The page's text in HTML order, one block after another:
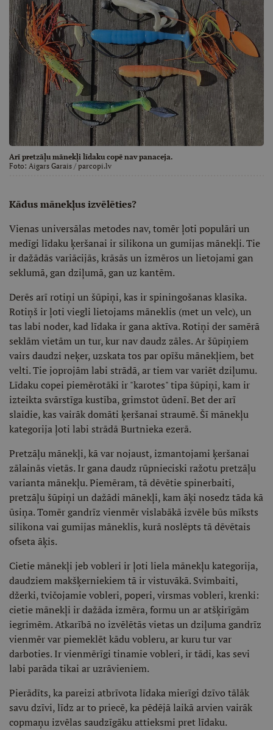
Arī pretzāļu mānekļi līdaku copē nav panaceja.
Foto: Aigars Garais / parcopi.lv
Kādus mānekļus izvēlēties?
Vienas universālas metodes nav, tomēr ļoti populāri un
medīgi līdaku ķeršanai ir silikona un gumijas mānekļi. Tie
ir dažādās variācijās, krāsās un izmēros un lietojami gan
seklumā, gan dziļumā, gan uz kantēm.
Derēs arī rotiņi un šūpiņi, kas ir spiningošanas klasika.
Rotiņš ir ļoti viegli lietojams māneklis (met un velc), un
tas labi noder, kad līdaka ir gana aktīva. Rotiņi der samērā
seklām vietām un tur, kur nav daudz zāles. Ar šūpiņiem
vairs daudzi neķer, uzskata tos par opīšu mānekļiem, bet
velti. Tie joprojām labi strādā, ar tiem var variēt dziļumu.
Līdaku copei piemērotāki ir "karotes" tipa šūpiņi, kam ir
izteikta svārstīga kustība, grimstot ūdenī. Bet der arī
slaidie, kas vairāk domāti ķeršanai straumē. Šī mānekļu
kategorija ļoti labi strādā Burtnieka ezerā.
Pretzāļu mānekļi, kā var nojaust, izmantojami ķeršanai
zālainās vietās. Ir gana daudz rūpnieciski ražotu pretzāļu
varianta mānekļu. Piemēram, tā dēvētie spinerbaiti,
pretzāļu šūpiņi un dažādi mānekļi, kam āķi nosedz tāda kā
ūsiņa. Tomēr gandrīz vienmēr vislabākā izvēle būs mīksts
silikona vai gumijas māneklis, kurā noslēpts tā dēvētais
ofseta āķis.
Cietie mānekļi jeb vobleri ir ļoti liela mānekļu kategorija,
daudziem makšķerniekiem tā ir vistuvākā. Svimbaiti,
džerki, tvičojamie vobleri, poperi, virsmas vobleri, krenki:
cietie mānekļi ir dažāda izmēra, formu un ar atšķirīgām
iegrimēm. Atkarībā no izvēlētās vietas un dziļuma gandrīz
vienmēr var piemeklēt kādu vobleru, ar kuru tur var
darboties. Ir vienmērīgi tinamie vobleri, ir tādi, kas sevi
labi parāda tikai ar uzrāvieniem.
Pierādīts, ka pareizi atbrīvota līdaka mierīgi dzīvo tālāk
savu dzīvi, līdz ar to priecē, ka pēdējā laikā arvien vairāk
copmaņu izvēlas saudzīgāku attieksmi pret līdaku.